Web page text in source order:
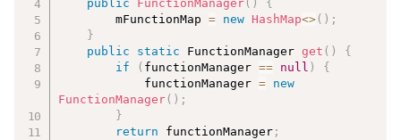
public
FunctionManager( )
{
        mFunctionMap
= new HashMap<>( ) ;
}
public
static FunctionManager get ( )
{
if
( functionManager == null )
{
            functionManager
= new
FunctionManager( ) ;
}
return functionManager ;